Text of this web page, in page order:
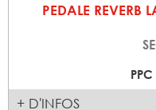
PEDALE REVERB
+ D'INFOS